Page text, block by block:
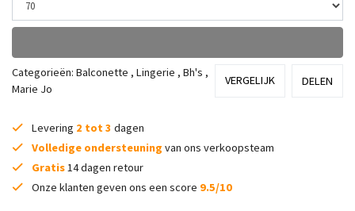
Categorieën: Balconette , Lingerie , Bh's ,
Marie Jo
VERGELIJK DELEN
Levering 2 tot 3 dagen
Volledige ondersteuning van ons verkoopsteam
Gratis14 dagen retour
Onze klanten geven ons een score 9.5/10